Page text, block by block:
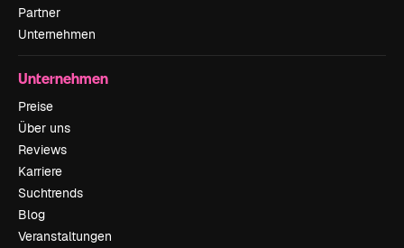
Partner
Unternehmen
Unternehmen
Preise
Über uns
Reviews
Karriere
Suchtrends
Blog
Veranstaltungen